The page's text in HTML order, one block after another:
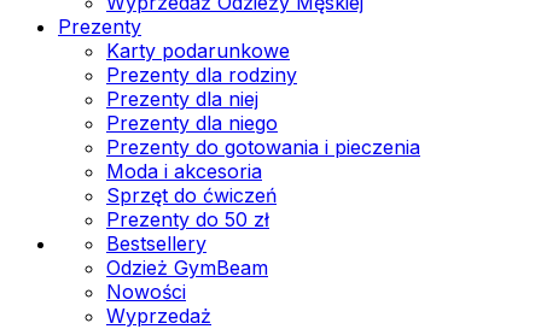
Prezenty
Karty podarunkowe
Prezenty dla rodziny
Prezenty dla niej
Prezenty dla niego
Prezenty do gotowania i pieczenia
Moda i akcesoria
Sprzęt do ćwiczeń
Prezenty do 50 zł
Bestsellery
Odzież GymBeam
Nowości
Wyprzedaż